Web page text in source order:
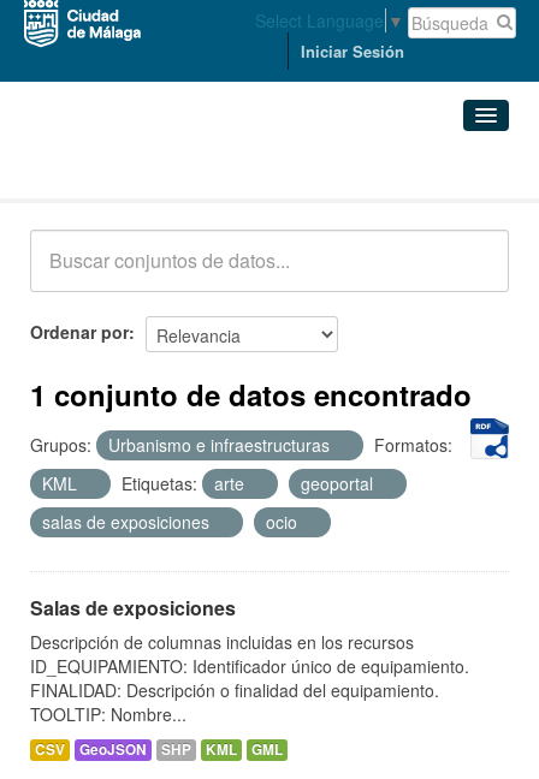
Select Language ▼
Iniciar Sesión
Acerca de
Ordenar por
1 conjunto de datos encontrado
Grupos: Urbanismo e infraestructuras
Formatos:
KML
Etiquetas: arte
geoportal
salas de exposiciones
ocio
Salas de exposiciones
Descripción de columnas incluidas en los recursos
ID_EQUIPAMIENTO: Identificador único de equipamiento.
FINALIDAD: Descripción o finalidad del equipamiento.
TOOLTIP: Nombre...
CSV GeoJSON SHP KML GML